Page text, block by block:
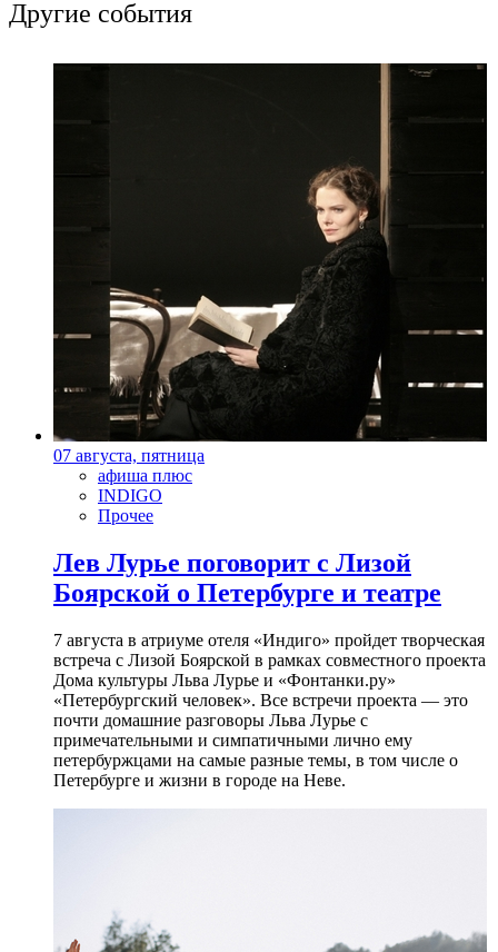
Другие события
07 августа, пятница
афиша плюс
INDIGO
Прочее
Лев Лурье поговорит с Лизой
Боярской о Петербурге и театре
7 августа в атриуме отеля «Индиго» пройдет творческая
встреча с Лизой Боярской в рамках совместного проекта
Дома культуры Льва Лурье и «Фонтанки.ру»
«Петербургский человек». Все встречи проекта — это
почти домашние разговоры Льва Лурье с
примечательными и симпатичными лично ему
петербуржцами на самые разные темы, в том числе о
Петербурге и жизни в городе на Неве.